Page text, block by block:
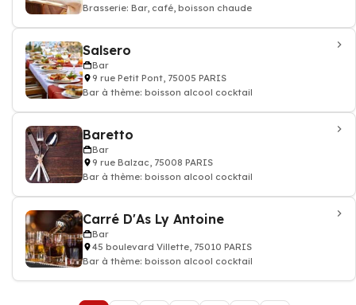
Brasserie: Bar, café, boisson chaude
Salsero
Bar
9 rue Petit Pont, 75005 PARIS
Bar à thème: boisson alcool cocktail
Baretto
Bar
9 rue Balzac, 75008 PARIS
Bar à thème: boisson alcool cocktail
Carré D'As Ly Antoine
Bar
45 boulevard Villette, 75010 PARIS
Bar à thème: boisson alcool cocktail